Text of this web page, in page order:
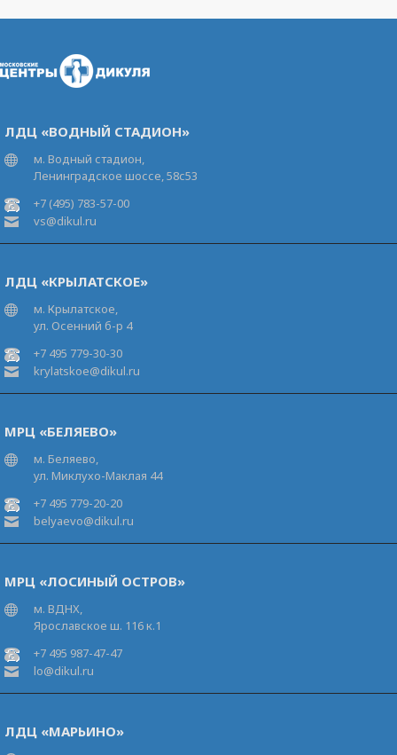
ЛДЦ «ВОДНЫЙ СТАДИОН»
м. Водный стадион,
Ленинградское шоссе, 58с53
+7 (495) 783-57-00
vs@dikul.ru
ЛДЦ «КРЫЛАТСКОЕ»
м. Крылатское,
ул. Осенний б-р 4
+7 495 779-30-30
krylatskoe@dikul.ru
МРЦ «БЕЛЯЕВО»
м. Беляево,
ул. Миклухо-Маклая 44
+7 495 779-20-20
belyaevo@dikul.ru
МРЦ «ЛОСИНЫЙ ОСТРОВ»
м. ВДНХ,
Ярославское ш. 116 к.1
+7 495 987-47-47
lo@dikul.ru
ЛДЦ «МАРЬИНО»